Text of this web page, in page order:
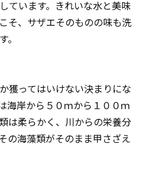
ています。きれいな水と美味
そ、サザエそのものの味も洗
。
獲ってはいけない決まりにな
海岸から５０ｍから１００ｍ
は柔らかく、川からの栄養分
の海藻類がそのまま甲さざえ